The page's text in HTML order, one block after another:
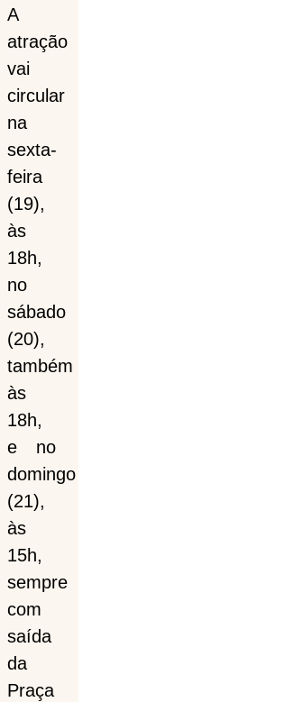
A
atração
vai
circular
na
sexta-
feira
(19),
às
18h,
no
sábado
(20),
também
às
18h,
e no
domingo
(21),
às
15h,
sempre
com
saída
da
Praça